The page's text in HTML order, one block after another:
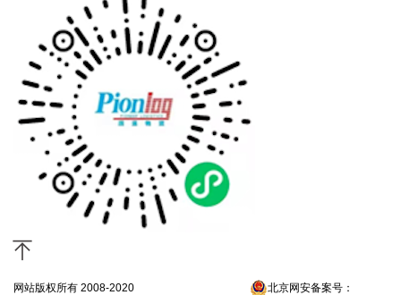
网站版权所有 2008-2020 北京网安备案号：